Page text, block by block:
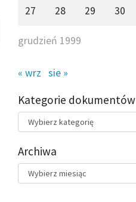
grudzień 1999
27 28 29 30
« wrz sie »
Kategorie dokumentów
Kategorie
dokumentów
Archiwa
Archiwa